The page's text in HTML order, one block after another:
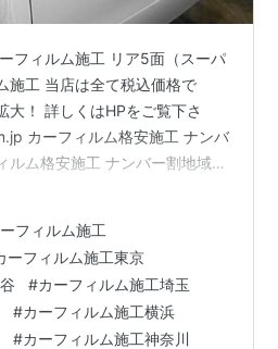
フィルム施工 リア5面（スーパ
施工 当店は全て税込価格で
大！ 詳しくはHPをご覧下さ
カーフィルム格安施工 ナンバ
ルム格安施工 ナンバー割地域拡
割地域拡大！ 詳しくはHPを
film.jp ボディコーティン
安・激安キャンペーン中！！
スコーティング格安・激安キ
コーテ…
フィルム施工
ーフィルム施工東京
#カーフィルム施工埼玉
#カーフィルム施工横浜
#カーフィルム施工神奈川